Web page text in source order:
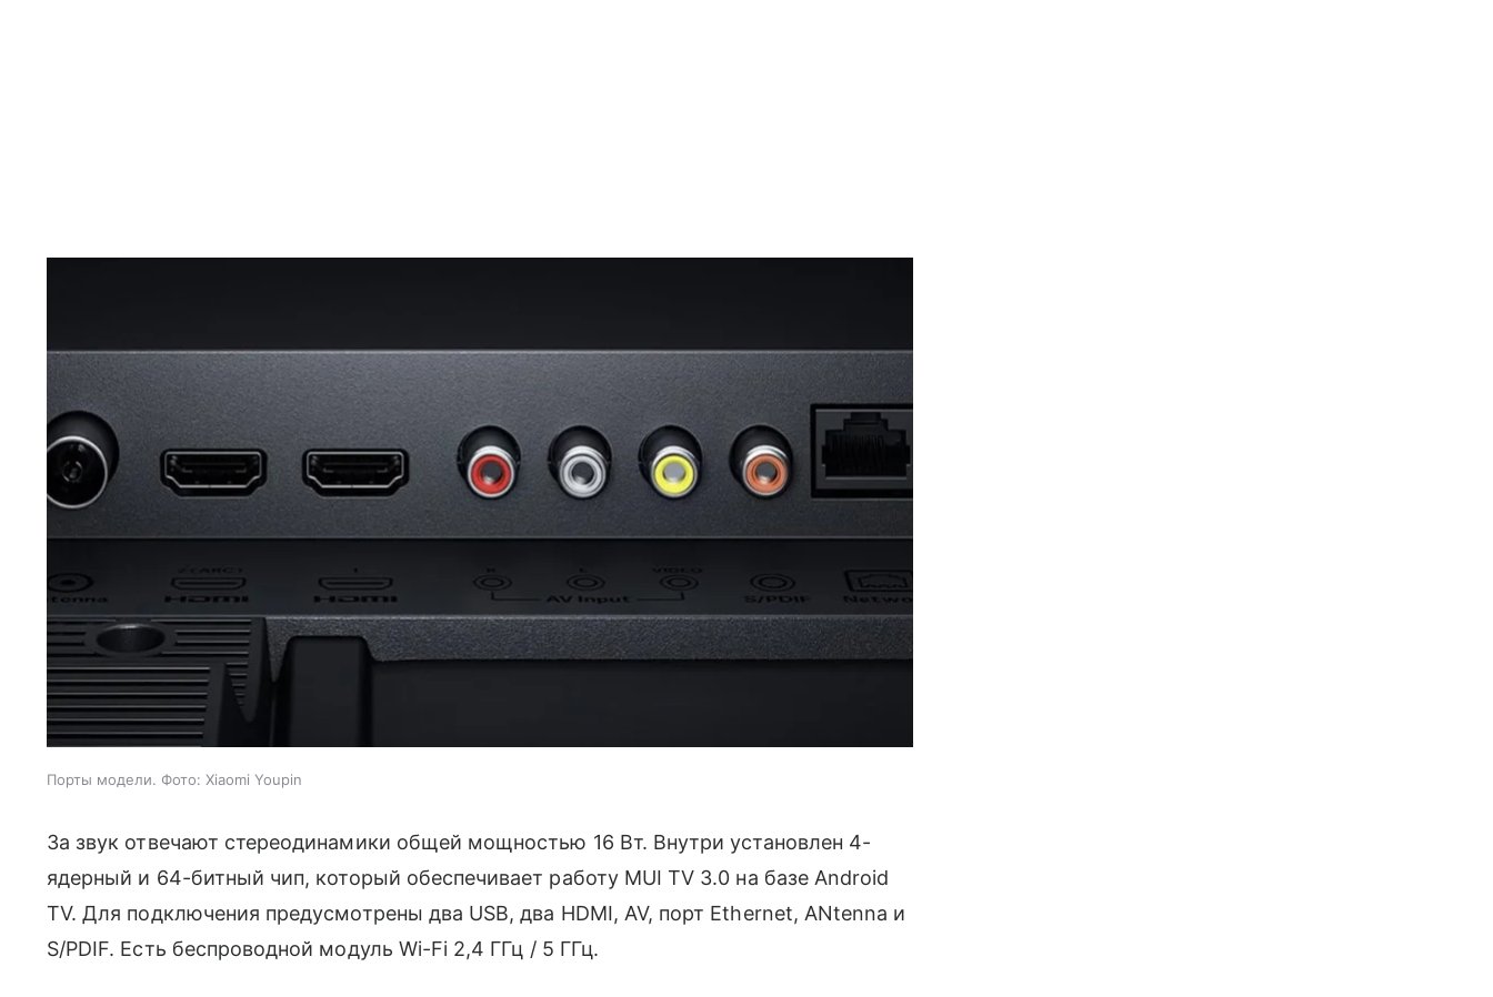
Порты модели. Фото: Xiaomi Youpin
За звук отвечают стереодинамики общей мощностью 16 Вт. Внутри установлен 4-
ядерный и 64-битный чип, который обеспечивает работу MUI TV 3.0 на базе Android
TV. Для подключения предусмотрены два USB, два HDMI, AV, порт Ethernet, ANtenna и
S/PDIF. Есть беспроводной модуль Wi-Fi 2,4 ГГц / 5 ГГц.